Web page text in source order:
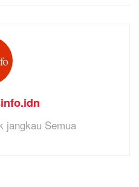
jangkau Semua